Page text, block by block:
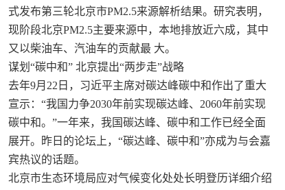
式发布第三轮北京市PM2.5来源解析结果。研究表明，
现阶段北京PM2.5主要来源中，本地排放近六成，其中
又以柴油车、汽油车的贡献最 大。
谋划“碳中和” 北京提出“两步走”战略
去年9月22日，习近平主席对碳达峰碳中和作出了重大
宣示：“我国力争2030年前实现碳达峰、2060年前实现
碳中和。”一年来，我国碳达峰、碳中和工作已经全面
展开。昨日的论坛上，“碳达峰、碳中和”亦成为与会嘉
宾热议的话题。
北京市生态环境局应对气候变化处处长明登历详细介绍